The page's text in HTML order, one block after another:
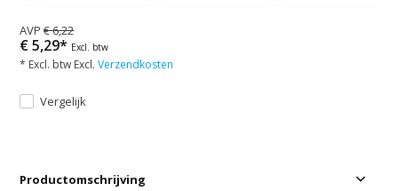
AVP€ 6,22
€ 5,29* Excl. btw
* Excl. btw Excl.Verzendkosten
Vergelijk
Productomschrijving